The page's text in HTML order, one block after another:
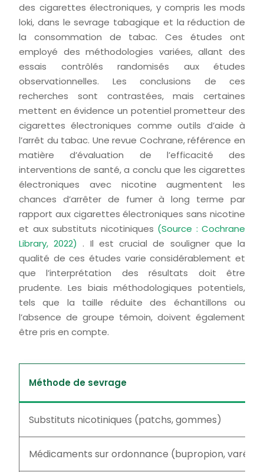
des cigarettes électroniques, y compris les mods
loki, dans le sevrage tabagique et la réduction de
la consommation de tabac. Ces études ont
employé des méthodologies variées, allant des
essais contrôlés randomisés aux études
observationnelles. Les conclusions de ces
recherches sont contrastées, mais certaines
mettent en évidence un potentiel prometteur des
cigarettes électroniques comme outils d’aide à
l’arrêt du tabac. Une revue Cochrane, référence en
matière d’évaluation de l’efficacité des
interventions de santé, a conclu que les cigarettes
électroniques avec nicotine augmentent les
chances d’arrêter de fumer à long terme par
rapport aux cigarettes électroniques sans nicotine
et aux substituts nicotiniques (Source : Cochrane
Library, 2022) . Il est crucial de souligner que la
qualité de ces études varie considérablement et
que l’interprétation des résultats doit être
prudente. Les biais méthodologiques potentiels,
tels que la taille réduite des échantillons ou
l’absence de groupe témoin, doivent également
être pris en compte.
Méthode de sevrage
Substituts nicotiniques (patchs, gommes)
Médicaments sur ordonnance (bupropion,